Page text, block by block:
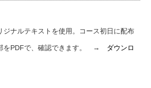
ジナルテキストを使用。コース初日に配布
をPDFで、確認できます。 →
ダウンロ